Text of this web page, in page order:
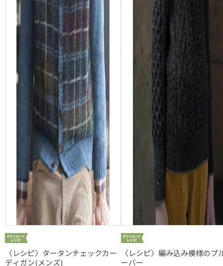
〈レシピ〉タータンチェックカー
ディガン(メンズ)
〈レシピ〉編み込み模様のプ
ーバー